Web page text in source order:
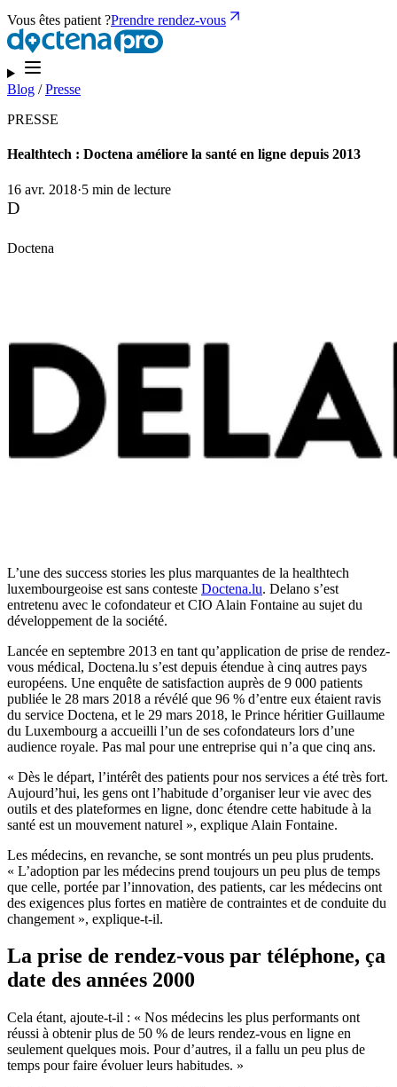
Vous êtes patient ?Prendre rendez-vous
Blog /Presse
PRESSE
Healthtech : Doctena améliore la santé en ligne depuis 2013
16 avr. 2018·5 min de lecture
D
Doctena
L’une des success stories les plus marquantes de la healthtech
luxembourgeoise est sans conteste Doctena.lu. Delano s’est
entretenu avec le cofondateur et CIO Alain Fontaine au sujet du
développement de la société.
Lancée en septembre 2013 en tant qu’application de prise de rendez-
vous médical, Doctena.lu s’est depuis étendue à cinq autres pays
européens. Une enquête de satisfaction auprès de 9 000 patients
publiée le 28 mars 2018 a révélé que 96 % d’entre eux étaient ravis
du service Doctena, et le 29 mars 2018, le Prince héritier Guillaume
du Luxembourg a accueilli l’un de ses cofondateurs lors d’une
audience royale. Pas mal pour une entreprise qui n’a que cinq ans.
« Dès le départ, l’intérêt des patients pour nos services a été très fort.
Aujourd’hui, les gens ont l’habitude d’organiser leur vie avec des
outils et des plateformes en ligne, donc étendre cette habitude à la
santé est un mouvement naturel », explique Alain Fontaine.
Les médecins, en revanche, se sont montrés un peu plus prudents.
« L’adoption par les médecins prend toujours un peu plus de temps
que celle, portée par l’innovation, des patients, car les médecins ont
des exigences plus fortes en matière de contraintes et de conduite du
changement », explique-t-il.
La prise de rendez-vous par téléphone, ça
date des années 2000
Cela étant, ajoute-t-il : « Nos médecins les plus performants ont
réussi à obtenir plus de 50 % de leurs rendez-vous en ligne en
seulement quelques mois. Pour d’autres, il a fallu un peu plus de
temps pour faire évoluer leurs habitudes. »